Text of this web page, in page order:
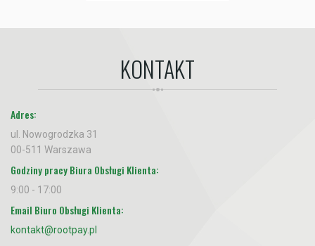
KONTAKT
Adres:
ul. Nowogrodzka 31
00-511 Warszawa
Godziny pracy Biura Obsługi Klienta:
9:00 - 17:00
Email Biuro Obsługi Klienta:
kontakt@rootpay.pl